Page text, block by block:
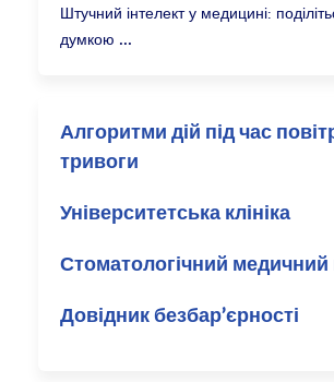
Штучний інтелект у медицині:
думкою
Алгоритми дій під час
тривоги
Університетська клініка
Стоматологічний медичний
Довідник безбар’єрності